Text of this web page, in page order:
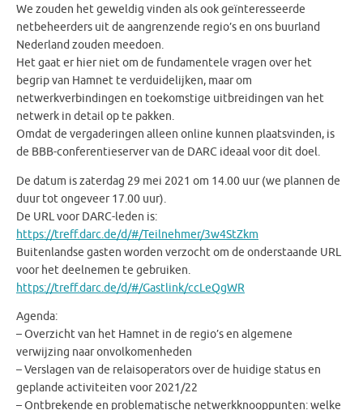
We zouden het geweldig vinden als ook geïnteresseerde
netbeheerders uit de aangrenzende regio’s en ons buurland
Nederland zouden meedoen.
Het gaat er hier niet om de fundamentele vragen over het
begrip van Hamnet te verduidelijken, maar om
netwerkverbindingen en toekomstige uitbreidingen van het
netwerk in detail op te pakken.
Omdat de vergaderingen alleen online kunnen plaatsvinden, is
de BBB-conferentieserver van de DARC ideaal voor dit doel.
De datum is zaterdag 29 mei 2021 om 14.00 uur (we plannen de
duur tot ongeveer 17.00 uur).
De URL voor DARC-leden is:
https://treff.darc.de/d/#/Teilnehmer/3w4StZkm
Buitenlandse gasten worden verzocht om de onderstaande URL
voor het deelnemen te gebruiken.
https://treff.darc.de/d/#/Gastlink/ccLeQgWR
Agenda:
– Overzicht van het Hamnet in de regio’s en algemene
verwijzing naar onvolkomenheden
– Verslagen van de relaisoperators over de huidige status en
geplande activiteiten voor 2021/22
– Ontbrekende en problematische netwerkknooppunten: welke